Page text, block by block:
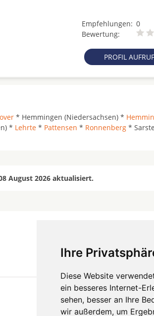
Ihre
Diese Website
ein besseres Internet-
sehen, besser an Ihre
wir außerdem, um
Empfehlungen: 0
Bewertung:
PROFIL
* Hemmingen (Niedersachsen) *
* Lehrte * Pattensen * Ronnenberg *
August 2026 aktualisiert.
mehr
Zahnärzte in Städten
Zahnärzte in Stadtteilen